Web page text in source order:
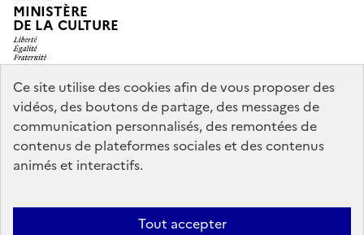
Ce site utilise des cookies afin de vous proposer des
vidéos, des boutons de partage, des messages de
communication personnalisés, des remontées de
contenus de plateformes sociales et des contenus
animés et interactifs.
Tout accepter
MINISTÈRE
DE LA CULTURE
legifrance.gouv.fr
info.gouv.fr
service-public.gouv.fr
data.gouv.fr
Mentions légales